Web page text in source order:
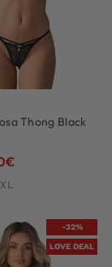
Thong Black
€
-32%
LOVE DEAL